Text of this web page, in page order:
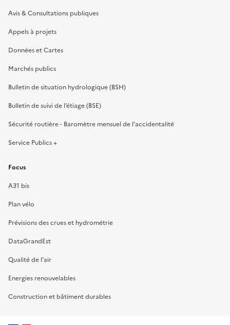
Avis & Consultations publiques
Appels à projets
Données et Cartes
Marchés publics
Bulletin de situation hydrologique (BSH)
Bulletin de suivi de l’étiage (BSE)
Sécurité routière - Baromètre mensuel de l’accidentalité
Service Publics +
Focus
A31 bis
Plan vélo
Prévisions des crues et hydrométrie
DataGrandEst
Qualité de l’air
Energies renouvelables
Construction et bâtiment durables